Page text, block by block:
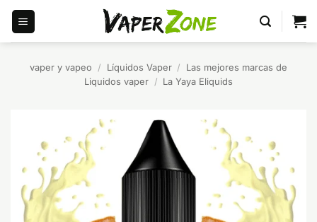
Saltar
contenido
vaper y vapeo / Líquidos Vaper /
Las mejores marcas de
Liquidos vaper / La Yaya Eliquids